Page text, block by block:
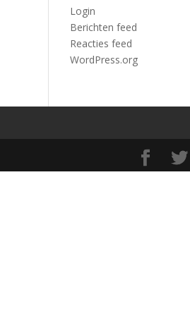
Login
Berichten feed
Reacties feed
WordPress.org